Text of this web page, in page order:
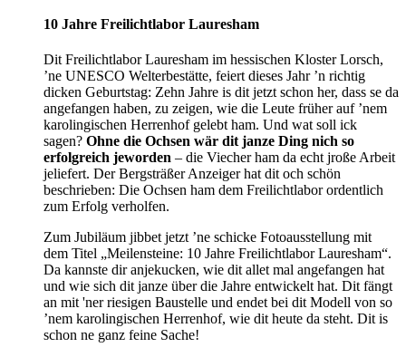
10 Jahre Freilichtlabor Lauresham
Dit Freilichtlabor Lauresham im hessischen Kloster Lorsch,
’ne UNESCO Welterbestätte, feiert dieses Jahr ’n richtig
dicken Geburtstag: Zehn Jahre is dit jetzt schon her, dass se da
angefangen haben, zu zeigen, wie die Leute früher auf ’nem
karolingischen Herrenhof gelebt ham. Und wat soll ick
sagen? Ohne die Ochsen wär dit janze Ding nich so
erfolgreich jeworden – die Viecher ham da echt jroße Arbeit
jeliefert. Der Bergsträßer Anzeiger hat dit och schön
beschrieben: Die Ochsen ham dem Freilichtlabor ordentlich
zum Erfolg verholfen.
Zum Jubiläum jibbet jetzt ’ne schicke Fotoausstellung mit
dem Titel „Meilensteine: 10 Jahre Freilichtlabor Lauresham“.
Da kannste dir anjekucken, wie dit allet mal angefangen hat
und wie sich dit janze über die Jahre entwickelt hat. Dit fängt
an mit 'ner riesigen Baustelle und endet bei dit Modell von so
’nem karolingischen Herrenhof, wie dit heute da steht. Dit is
schon ne ganz feine Sache!